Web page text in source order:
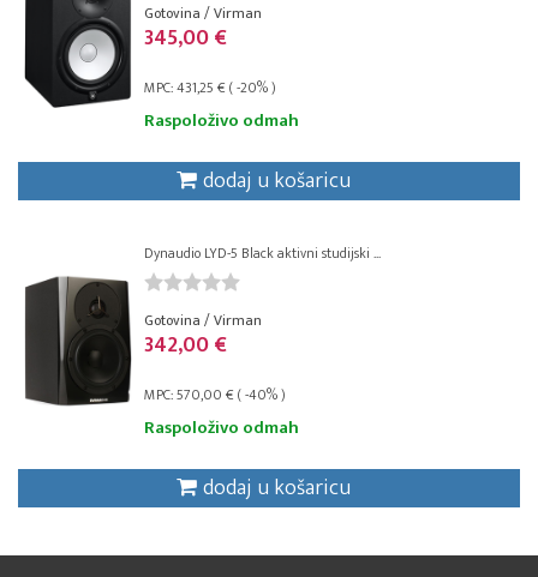
Gotovina / Virman
345,00 €
MPC: 431,25 € ( -20% )
Raspoloživo odmah
dodaj u košaricu
Dynaudio LYD-5 Black aktivni studijski ...
Gotovina / Virman
342,00 €
MPC: 570,00 € ( -40% )
Raspoloživo odmah
dodaj u košaricu